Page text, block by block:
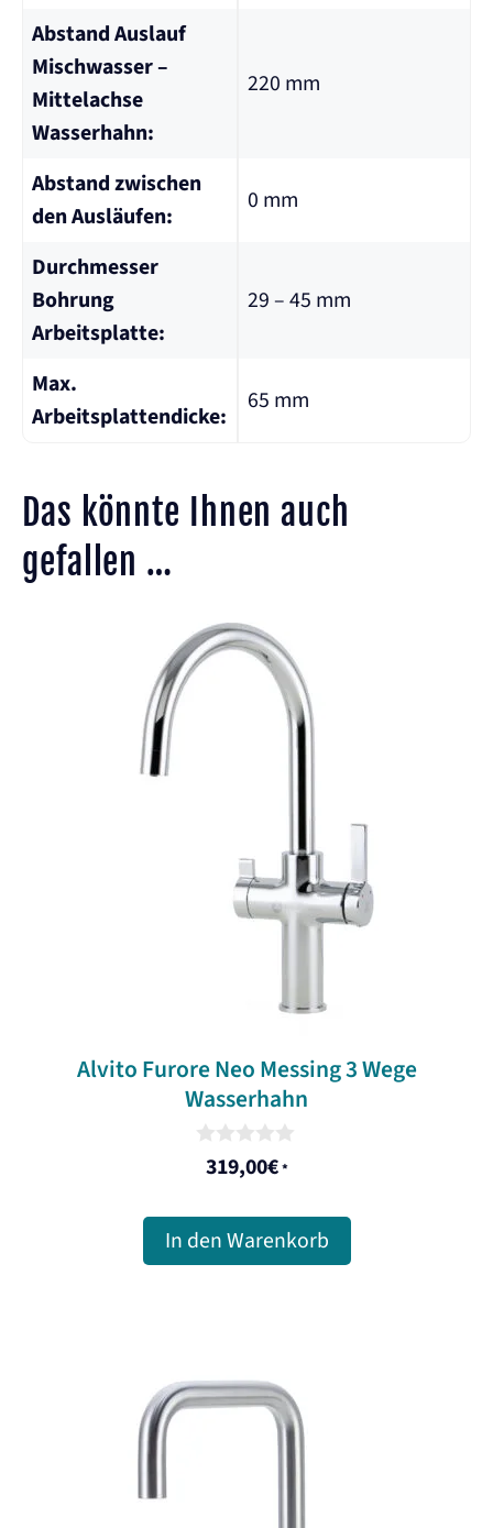
Abstand Auslauf
Mischwasser –
Mittelachse
Wasserhahn:
220 mm
Abstand zwischen
den Ausläufen:
0 mm
Durchmesser
Bohrung
Arbeitsplatte:
29 – 45 mm
Max.
Arbeitsplattendicke:
65 mm
Das könnte Ihnen auch
gefallen …
Alvito Furore Neo Messing 3 Wege
Wasserhahn
o
t
o
f
5
319,00€*
In den Warenkorb